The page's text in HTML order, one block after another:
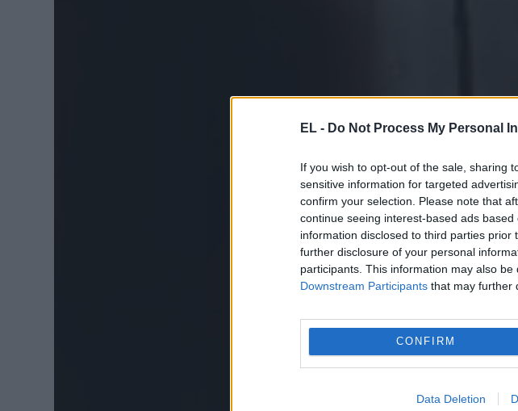
EL - Do Not Process My Personal
If you wish to opt-out of the sale, sharing
sensitive information for targeted
confirm your selection. Please note that
continue seeing interest-based ads
information disclosed to third parties
further disclosure of your personal
participants. This information may also
Downstream Participants that may further
CONFIRM
Data Deletion